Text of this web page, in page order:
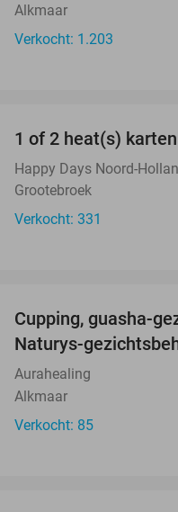
Alkmaar
Verkocht: 1.203
1 of 2 heat(s)
Happy Days Noord-
Grootebroek
Verkocht: 331
Cupping, guasha-
Naturys-
Aurahealing
Alkmaar
Verkocht: 85